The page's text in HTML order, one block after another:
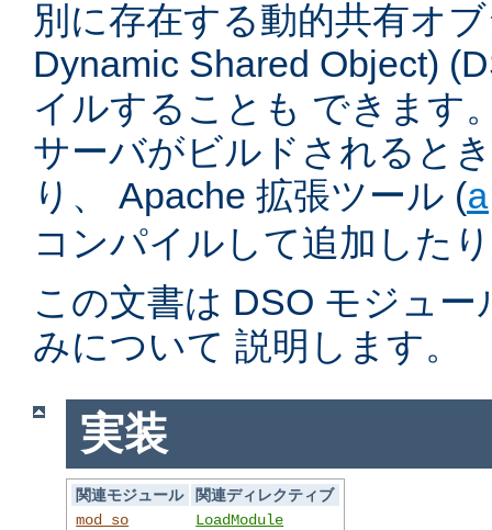
別に存在する動的共有オ
Dynamic Shared Object)
イルすることも できます
サーバがビルドされると
り、 Apache 拡張ツール (
コンパイルして追加した
この文書は DSO モジュ
みについて 説明します。
実装
関連モジュール
関連ディレクティブ
mod_so
LoadModule